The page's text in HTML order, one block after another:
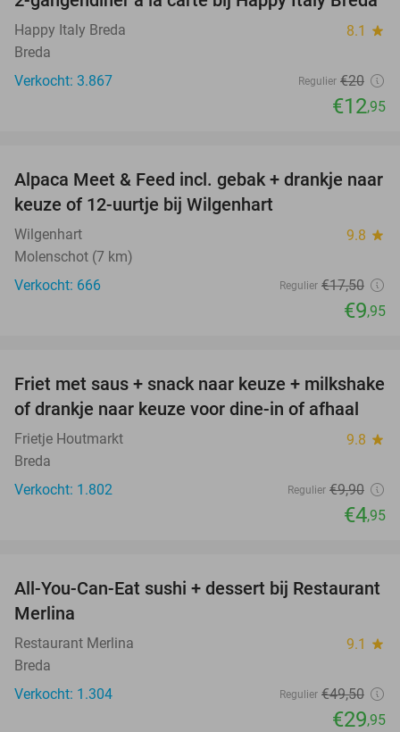
35%
Happy Italy Breda 8.1 star
Breda
Verkocht: 3.867
Regulier €20
€12,95
43%
Alpaca Meet & Feed incl. gebak + drankje naar
keuze of 12-uurtje bij Wilgenhart
Wilgenhart 9.8 star
Molenschot (7 km)
Verkocht: 666
Regulier €17,50
€9,95
50%
Friet met saus + snack naar keuze + milkshake
of drankje naar keuze voor dine-in of afhaal
Frietje Houtmarkt 9.8 star
Breda
Verkocht: 1.802
Regulier €9,90
€4,95
39%
All-You-Can-Eat sushi + dessert bij Restaurant
Merlina
Restaurant Merlina 9.1 star
Breda
Verkocht: 1.304
Regulier €49,50
€29,95